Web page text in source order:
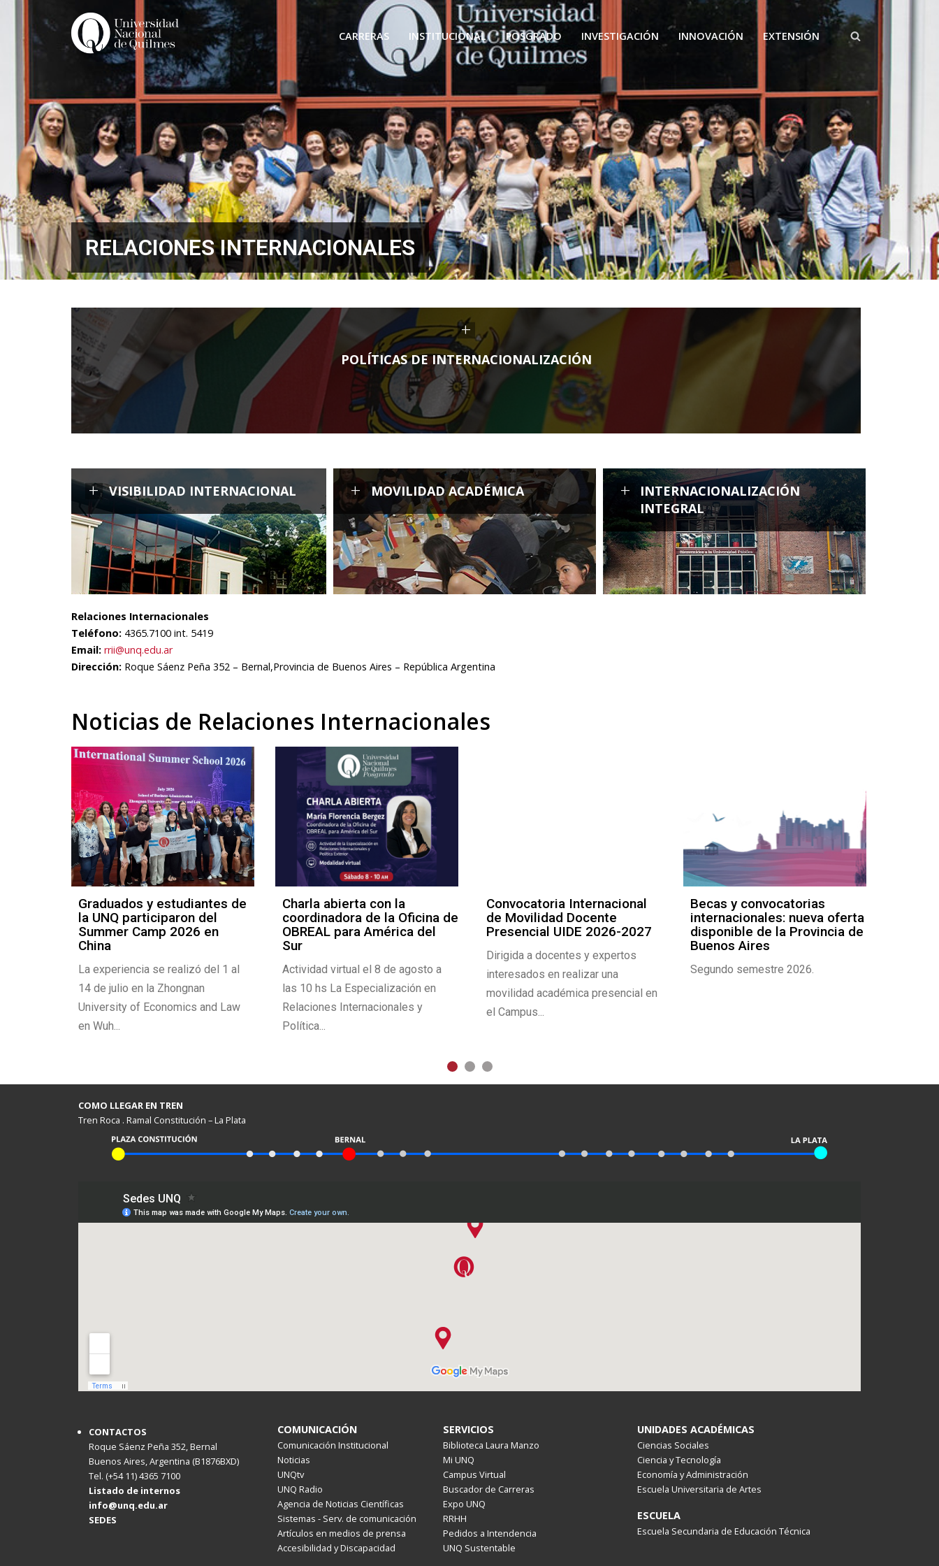
contenido
CARRERAS INSTITUCIONAL POSGRADO INVESTIGACIÓN INNOVACIÓN EXTENSIÓN
RELACIONES INTERNACIONALES
+
POLÍTICAS DE INTERNACIONALIZACIÓN
+ VISIBILIDAD INTERNACIONAL + MOVILIDAD ACADÉMICA +
INTERNACIONALIZACIÓN
INTEGRAL
Relaciones Internacionales
Teléfono: 4365.7100 int. 5419
Email: rrii@unq.edu.ar
Dirección: Roque Sáenz Peña 352 – Bernal,Provincia de Buenos Aires – República Argentina
Noticias de Relaciones Internacionales
Graduados y estudiantes de
la UNQ participaron del
Summer Camp 2026 en
China
La experiencia se realizó del 1 al
14 de julio en la Zhongnan
University of Economics and Law
en Wuh...
Charla abierta con la
coordinadora de la Oficina de
OBREAL para América del
Sur
Actividad virtual el 8 de agosto a
las 10 hs La Especialización en
Relaciones Internacionales y
Política...
Convocatoria Internacional
de Movilidad Docente
Presencial UIDE 2026-2027
Dirigida a docentes y expertos
interesados en realizar una
movilidad académica presencial en
el Campus...
Becas y convocatorias
internacionales: nueva oferta
disponible de la Provincia de
Buenos Aires
Segundo semestre 2026.
COMO LLEGAR EN TREN
Tren Roca . Ramal Constitución – La Plata
CONTACTOS
Roque Sáenz Peña 352, Bernal
Buenos Aires, Argentina (B1876BXD)
Tel. (+54 11) 4365 7100
Listado de internos
info@unq.edu.ar
SEDES
COMUNICACIÓN
Comunicación Institucional
Noticias
UNQtv
UNQ Radio
Agencia de Noticias Científicas
Sistemas - Serv. de comunicación
Artículos en medios de prensa
Accesibilidad y Discapacidad
SERVICIOS
Biblioteca Laura Manzo
Mi UNQ
Campus Virtual
Buscador de Carreras
Expo UNQ
RRHH
Pedidos a Intendencia
UNQ Sustentable
UNIDADES ACADÉMICAS
Ciencias Sociales
Ciencia y Tecnología
Economía y Administración
Escuela Universitaria de Artes
ESCUELA
Escuela Secundaria de Educación Técnica